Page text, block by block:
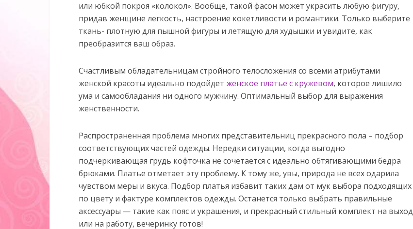
или юбкой покроя «колокол». Вообще, такой фасон может украсить любую фигуру,
придав женщине легкость, настроение кокетливости и романтики. Только выберите
ткань- плотную для пышной фигуры и летящую для худышки и увидите, как
преобразится ваш образ.
Счастливым обладательницам стройного телосложения со всеми атрибутами
женской красоты идеально подойдет женское платье с кружевом, которое лишило
ума и самообладания ни одного мужчину. Оптимальный выбор для выражения
женственности.
Распространенная проблема многих представительниц прекрасного пола – подбор
соответствующих частей одежды. Нередки ситуации, когда выгодно
подчеркивающая грудь кофточка не сочетается с идеально обтягивающими бедра
брюками. Платье отметает эту проблему. К тому же, увы, природа не всех одарила
чувством меры и вкуса. Подбор платья избавит таких дам от мук выбора подходящих
по цвету и фактуре комплектов одежды. Останется только выбрать правильные
аксессуары — такие как пояс и украшения, и прекрасный стильный комплект на выход
или на работу, вечеринку готов!